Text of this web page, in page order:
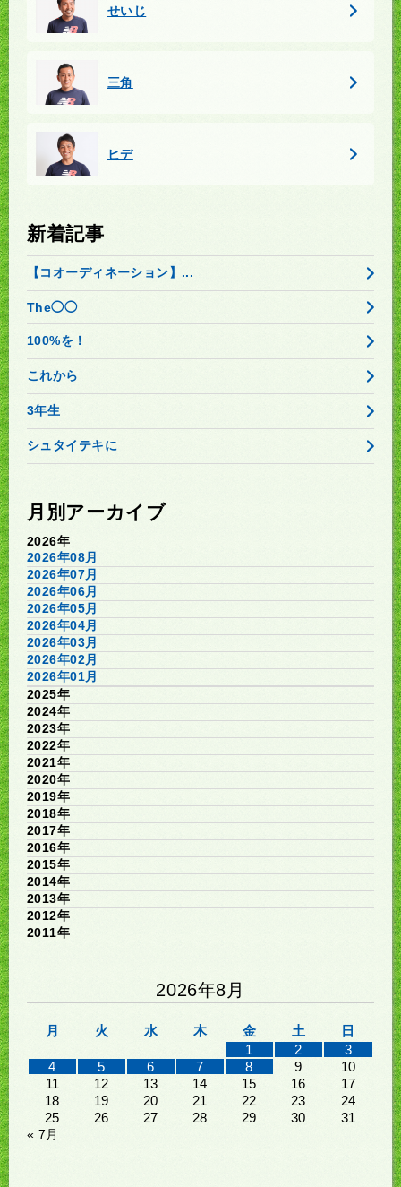
せいじ
三角
ヒデ
新着記事
【コオーディネーション】...
The◯◯
100%を！
これから
3年生
シュタイテキに
月別アーカイブ
2026年
2026年08月
2026年07月
2026年06月
2026年05月
2026年04月
2026年03月
2026年02月
2026年01月
2025年
2024年
2023年
2022年
2021年
2020年
2019年
2018年
2017年
2016年
2015年
2014年
2013年
2012年
2011年
2026年8月
月 火 水 木 金 土
日
1
2
3
4
5 6 7 8 9
10
11
12 13 14 15 16
17
18
19 20 21 22 23
24
25
26 27 28 29 30 31
« 7月